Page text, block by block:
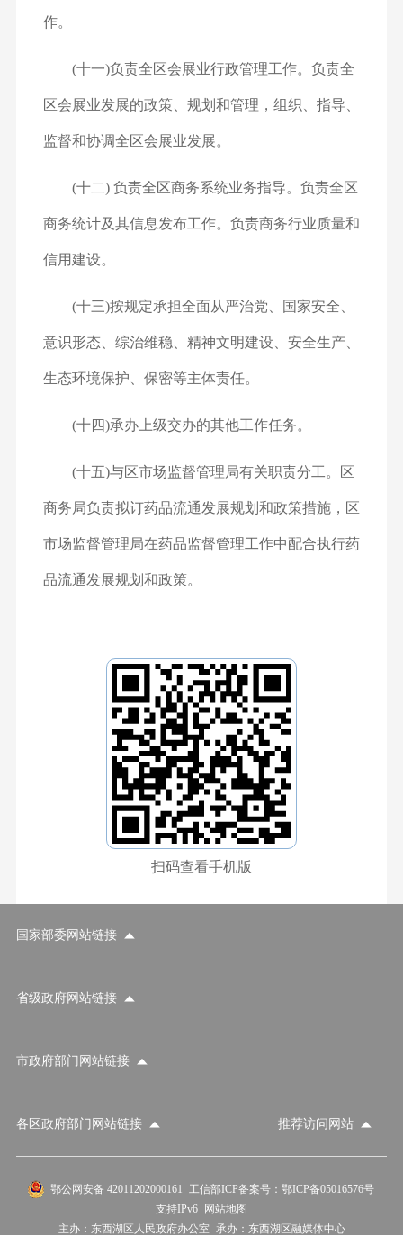
作。
(十一)负责全区会展业行政管理工作。负责全
区会展业发展的政策、规划和管理，组织、指导、
监督和协调全区会展业发展。
(十二) 负责全区商务系统业务指导。负责全区
商务统计及其信息发布工作。负责商务行业质量和
信用建设。
(十三)按规定承担全面从严治党、国家安全、
意识形态、综治维稳、精神文明建设、安全生产、
生态环境保护、保密等主体责任。
(十四)承办上级交办的其他工作任务。
(十五)与区市场监督管理局有关职责分工。区
商务局负责拟订药品流通发展规划和政策措施，区
市场监督管理局在药品监督管理工作中配合执行药
品流通发展规划和政策。
扫码查看手机版
国家部委网站链接
省级政府网站链接
市政府部门网站链接
各区政府部门网站链接 推荐访问网站
国家部委网站 省级政府网站
各区政府部门网站 推荐访问网站
鄂公网安备 42011202000161 工信部ICP备案号：鄂ICP备05016576号
支持IPv6
网站地图
主办：东西湖区人民政府办公室 承办：东西湖区融媒体中心